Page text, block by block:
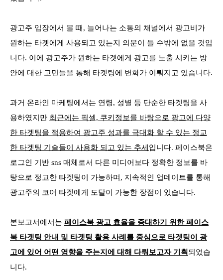
광고주 입장에서 볼 때, 늘어나는 소통의 채널에서 광고비가
원하는 타겟에게 사용되고 있는지 의문이 들 수밖에 없을 것입
니다. 이에 광고주가 원하는 타겟에게 광고를 노출 시키는 방
안에 대한 고민들을 통해 타겟팅에 변화가 이뤄지고 있습니다.
과거 온라인 마케팅에서는 연령, 성별 등 단순한 타겟팅을 사
용하였지만 최근에는 픽셀, 쿠키정보를 바탕으로 광고에 다양
한 타겟팅을 적용하여 광고주 성과를 극대화 할 수 있는 정교
한 타겟팅 기술들이 사용화 되고 있는 추세입니다. 페이스북은
로그인 기반 sns 매체로서 다른 미디어보다 정확한 정보를 바
탕으로 정교한 타겟팅이 가능하며, 지속적인 업데이트를 통해
광고주의 코어 타겟에게 도달이 가능한 장점이 있습니다.
본보고서에서는 페이스북 광고 효율을 증대하기 위한 페이스
북 타겟팅 안내 및 타겟팅 활용 사례를 중심으로 타겟팅이 광
고에 있어 어떤 영향을 주는지에 대해 다뤄보고자 기획되었습
니다.